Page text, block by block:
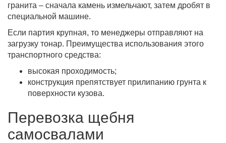
гранита – сначала камень измельчают, затем дробят в
специальной машине.
Если партия крупная, то менеджеры отправляют на
загрузку тонар. Преимущества использования этого
транспортного средства:
высокая проходимость;
конструкция препятствует прилипанию грунта к
поверхности кузова.
Перевозка щебня
самосвалами